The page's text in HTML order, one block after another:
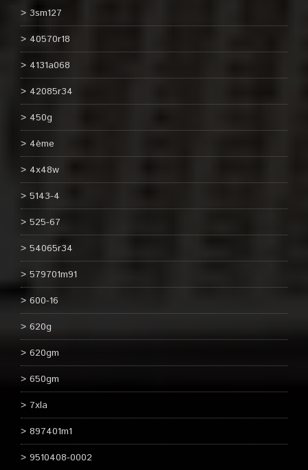
3sm127
40570r18
4131a068
42085r34
450g
4ème
4x48w
5143-4
525-67
54065r34
579701m91
600-16
620g
620gm
650gm
7xla
897401m1
9510408-0002